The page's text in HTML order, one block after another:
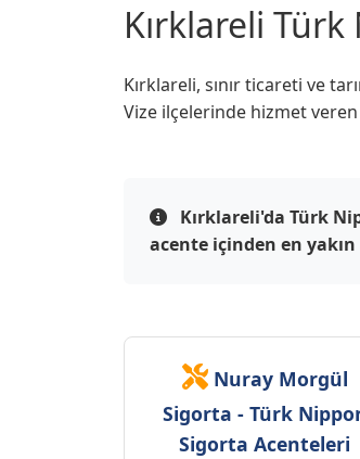
Kırklareli
Kırklareli, sınır ticareti ve
Vize ilçelerinde hizmet
Kırklareli'da Türk
acente içinden en
Nuray Morgül
Sigorta - Türk
Sigorta Acenteleri